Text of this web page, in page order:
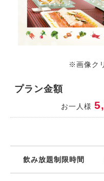
※画像ク
プラン金額
お一人様
飲み放題制限時間